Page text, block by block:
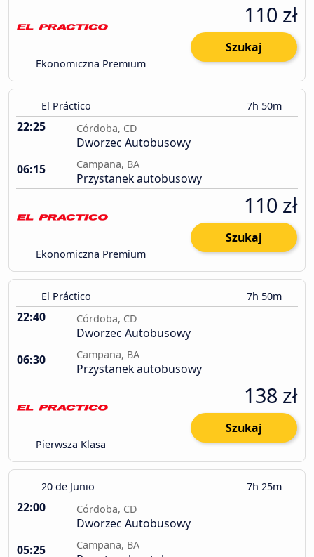
Ekonomiczna Premium
110 zł
Szukaj
El Práctico 7h 50m
22:25 Córdoba, CD
Dworzec Autobusowy
06:15
Campana, BA
Przystanek autobusowy
Ekonomiczna Premium
110 zł
Szukaj
El Práctico 7h 50m
22:40 Córdoba, CD
Dworzec Autobusowy
06:30
Campana, BA
Przystanek autobusowy
Pierwsza Klasa
138 zł
Szukaj
20 de Junio 7h 25m
22:00 Córdoba, CD
Dworzec Autobusowy
05:25
Campana, BA